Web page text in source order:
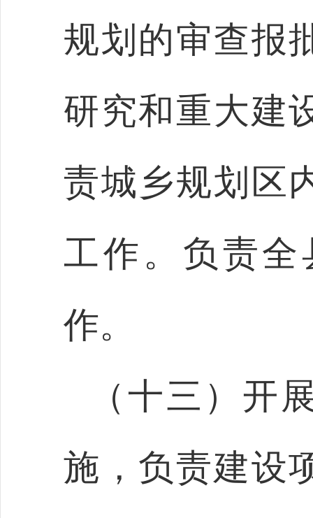
规划的审查报
研究和重大建
责城乡规划区
工作。负责
作。
（十三）开
施，负责建设